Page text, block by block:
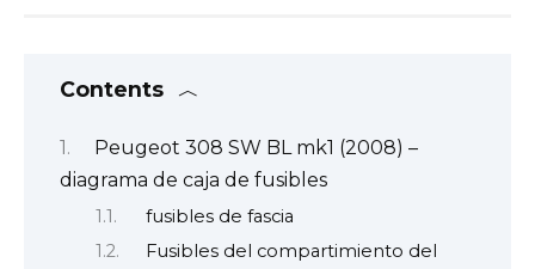
Contents
Peugeot 308 SW BL mk1 (2008) –
diagrama de caja de fusibles
fusibles de fascia
Fusibles del compartimiento del